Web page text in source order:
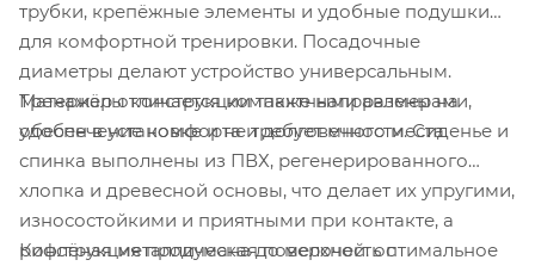
трубки, крепёжные элементы и удобные подушки
для комфортной тренировки. Посадочные
диаметры делают устройство универсальным.
Тренажёр отличается компактными размерами,
удобен в установке и не требует много места.
Материалы конструкции также направлены на
обеспечение комфорта и долговечности. Сиденье и
спинка выполнены из ПВХ, регенерированного
хлопка и древесной основы, что делает их упругими,
износостойкими и приятными при контакте, а
рифлёная металлическая поверхность с
Конструкция продумана до мелочей: оптимальное